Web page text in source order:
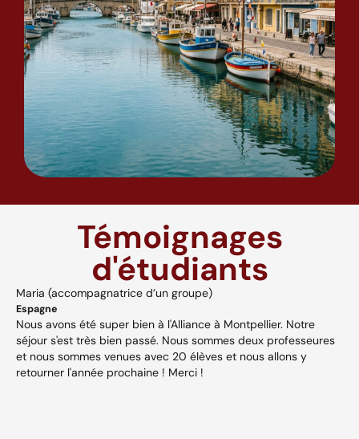
Témoignages
d'étudiants
Maria (accompagnatrice d’un groupe)
Espagne
Nous avons été super bien à l'Alliance à Montpellier. Notre
séjour s'est très bien passé. Nous sommes deux professeures
et nous sommes venues avec 20 élèves et nous allons y
retourner l'année prochaine ! Merci !